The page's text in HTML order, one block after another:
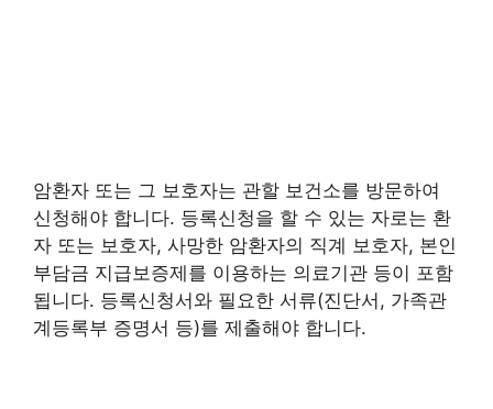
암환자 또는 그 보호자는 관할 보건소를 방문하여
신청해야 합니다. 등록신청을 할 수 있는 자로는 환
자 또는 보호자, 사망한 암환자의 직계 보호자, 본인
부담금 지급보증제를 이용하는 의료기관 등이 포함
됩니다. 등록신청서와 필요한 서류(진단서, 가족관
계등록부 증명서 등)를 제출해야 합니다.